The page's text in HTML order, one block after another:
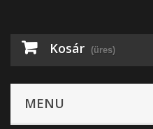
Kosár (üres)
MENU